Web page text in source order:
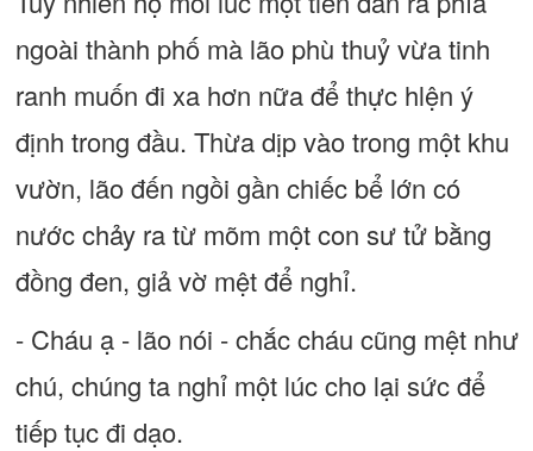
ngoài thành phố mà lão phù thuỷ vừa tinh
ranh muốn đi xa hơn nữa để thực hlện ý
định trong đầu. Thừa dịp vào trong một khu
vườn, lão đến ngồi gần chiếc bể lớn có
nước chảy ra từ mõm một con sư tử bằng
đồng đen, giả vờ mệt để nghỉ.
- Cháu ạ - lão nói - chắc cháu cũng mệt như
chú, chúng ta nghỉ một lúc cho lại sức để
tiếp tục đi dạo.